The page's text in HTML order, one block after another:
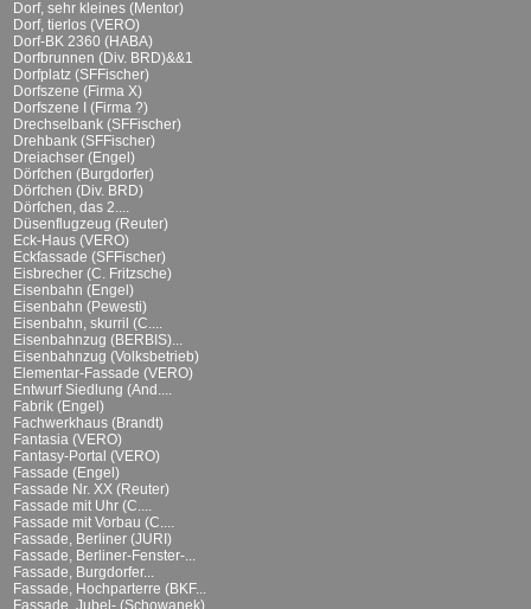
Dorf, sehr kleines (Mentor)
Dorf, tierlos (VERO)
Dorf-BK 2360 (HABA)
Dorfbrunnen (Div. BRD)&&1
Dorfplatz (SFFischer)
Dorfszene (Firma X)
Dorfszene I (Firma ?)
Drechselbank (SFFischer)
Drehbank (SFFischer)
Dreiachser (Engel)
Dörfchen (Burgdorfer)
Dörfchen (Div. BRD)
Dörfchen, das 2....
Düsenflugzeug (Reuter)
Eck-Haus (VERO)
Eckfassade (SFFischer)
Eisbrecher (C. Fritzsche)
Eisenbahn (Engel)
Eisenbahn (Pewesti)
Eisenbahn, skurril (C....
Eisenbahnzug (BERBIS)...
Eisenbahnzug (Volksbetrieb)
Elementar-Fassade (VERO)
Entwurf Siedlung (And....
Fabrik (Engel)
Fachwerkhaus (Brandt)
Fantasia (VERO)
Fantasy-Portal (VERO)
Fassade (Engel)
Fassade Nr. XX (Reuter)
Fassade mit Uhr (C....
Fassade mit Vorbau (C....
Fassade, Berliner (JURI)
Fassade, Berliner-Fenster-...
Fassade, Burgdorfer...
Fassade, Hochparterre (BKF...
Fassade, Jubel- (Schowanek)